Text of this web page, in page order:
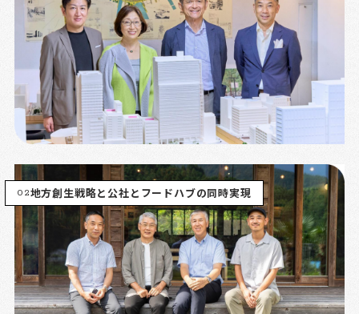
02地方創生戦略と公社とフードハブの同時実現